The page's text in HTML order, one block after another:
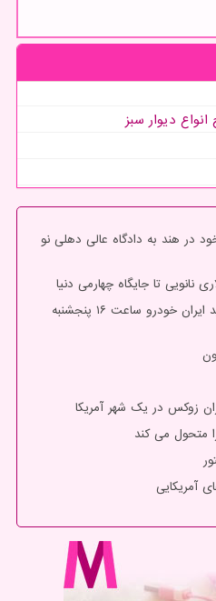
دیوار سبز
در هند به دادگاه عالی دهلی نو
ثبت نام در طرح مشارکت در تولید ایران خودرو ساعت ۱۶ پنجشنبه
زوکس در یک شهر آمریکا
متحول می کند
آمریکایی